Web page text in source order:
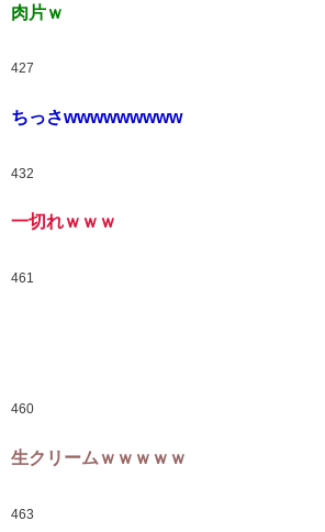
肉片ｗ
427
ちっさwwwwwwwww
432
一切れｗｗｗ
461
460
生クリームｗｗｗｗｗ
463